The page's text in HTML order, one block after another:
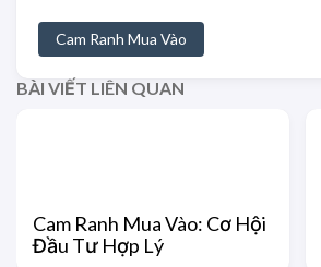
Cam Ranh Mua Vào
BÀI VIẾT LIÊN QUAN
Cam Ranh Mua Vào: Cơ Hội
Đầu Tư Hợp Lý